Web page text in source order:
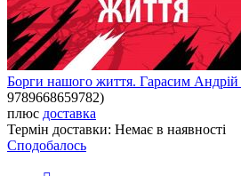
Борги нашого життя. Гарасим Андрій
9789668659782)
плюс доставка
Термін доставки: Немає в наявності
Сподобалось